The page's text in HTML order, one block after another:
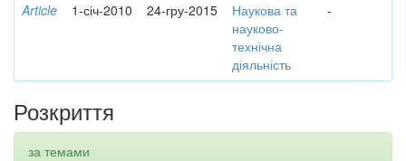
Article 1-січ-2010 24-гру-2015
Наукова та
науково-
технічна
діяльність
-
Розкриття
за темами